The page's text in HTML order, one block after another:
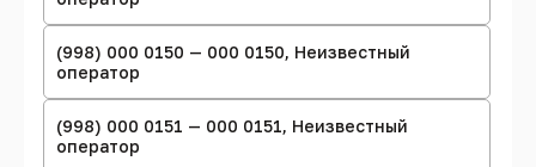
(998) 000 0150 — 000 0150, Неизвестный
оператор
(998) 000 0151 — 000 0151, Неизвестный
оператор